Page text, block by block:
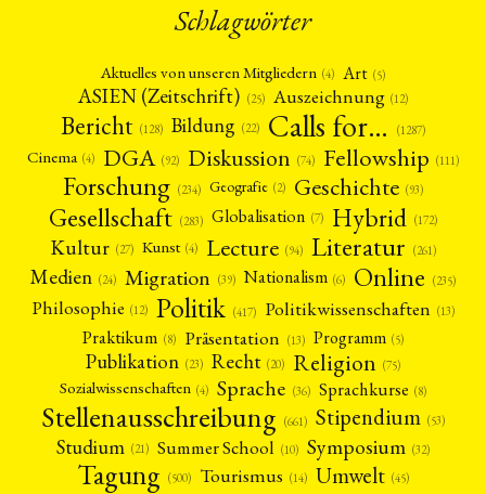
Schlagwörter
Aktuelles von unseren Mitgliedern (4) Art (5)
ASIEN (Zeitschrift) (25) Auszeichnung (12)
Bericht (128) Bildung (22) Calls for… (1287)
Cinema (4) DGA (92) Diskussion (74) Fellowship (111)
Forschung (234) Geografie (2) Geschichte (93)
Gesellschaft (283) Globalisation (7) Hybrid (172)
Kultur (27) Kunst (4) Lecture (94) Literatur (261)
Medien (24) Migration (39) Nationalism (6) Online (235)
Philosophie (12) Politik (417) Politikwissenschaften (13)
Praktikum (8) Präsentation (13) Programm (5)
Publikation (23) Recht (20) Religion (75)
Sozialwissenschaften (4) Sprache (36) Sprachkurse (8)
Stellenausschreibung (661) Stipendium (53)
Studium (21) Summer School (10) Symposium (32)
Tagung (500) Tourismus (14) Umwelt (45)